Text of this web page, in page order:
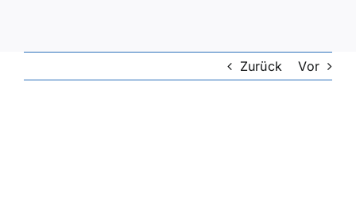
Zurück Vor